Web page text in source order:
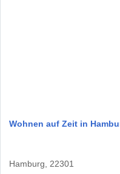
Wohnen auf Zeit in
Hamburg, 22301